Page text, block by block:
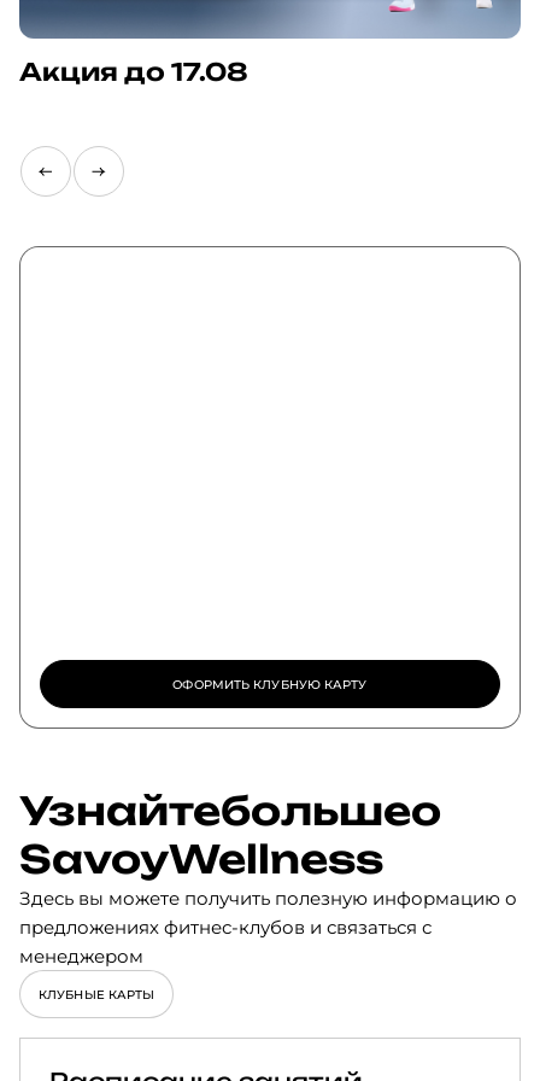
Wellness заботятся о каждом участнике тренировки,
корректируют нагрузку и движения.
Акция до 17.08
ОФОРМИТЬ КЛУБНУЮ КАРТУ
Узнайтебольшео
SavoyWellness
Здесь вы можете получить полезную информацию о
предложениях фитнес-клубов и связаться с
менеджером
КЛУБНЫЕ КАРТЫ